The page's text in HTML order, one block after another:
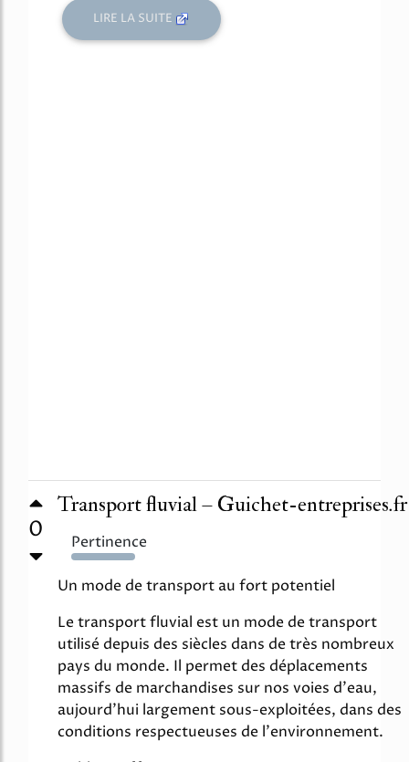
LIRE LA SUITE
0
Transport fluvial – Guichet-entreprises.fr
Pertinence
788%
Un mode de transport au fort potentiel
Le transport fluvial est un mode de transport
utilisé depuis des siècles dans de très nombreux
pays du monde. Il permet des déplacements
massifs de marchandises sur nos voies d'eau,
aujourd'hui largement sous-exploitées, dans des
conditions respectueuses de l'environnement.